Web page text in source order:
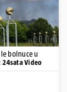
bolnuce u
24sata Video